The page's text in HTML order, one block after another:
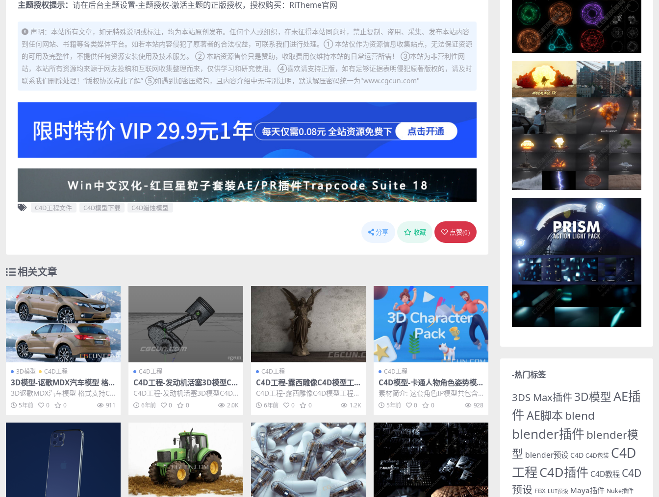
主题授权提示： 请在后台主题设置-主题授权-激活主题的正版授权，授权购买： RiTheme官网
声明：本站所有文章，如无特殊说明或标注，均为本站原创发布。任何个人或组织，在未征得本站同意时，禁止复制、盗用、采集、发布本站内容
到任何网站、书籍等各类媒体平台。如若本站内容侵犯了原著者的合法权益，可联系我们进行处理。① 本站仅作为资源信息收集站点，无法保证资源
的可用及完整性，不提供任何资源安装使用及技术服务。 ② 本站资源售价只是赞助，收取费用仅维持本站的日常运营所需！ ③本站为非营利性网
站，本站所有资源均来源于网友投稿和互联网收集整理而来，仅供学习和研究使用。 ④喜欢请支持正版，如有足够证据表明侵犯原著版权的，请及时
联系我们删除处理！“版权协议点此了解” ⑤如遇到加密压缩包，且内容介绍中无特别注明，默认解压密码统一为"www.cgcun.com"
C4D工程文件 C4D模型下载 C4D蜡烛模型
分享 收藏 点赞(0)
相关文章
3D模型 C4D工程
3D模型-讴歌MDX汽车模型 格式
支持C4D/MAX/FBX/OBJ
3D讴歌MDX汽车模型 格式支持C4
D/MAX/FBX/OBJ,不含环境不含材
质...5年前 0 0 911
C4D工程
C4D工程-发动机活塞3D模型C4
D工程文件含动画
C4D工程-发动机活塞3D模型C4D
工程文件含动画 主题授权提示：请
在后台主题设...
6年前 0 0 2.0K
C4D工程
C4D工程-露西雕像C4D模型工
程含材质贴图 lucy statue
C4D工程-露西雕像C4D模型工程含
材质贴图 lucy statue 其他推
荐：...
6年前 0 0 1.2K
C4D工程
C4D模型-卡通人物角色姿势模
型工程 3D Character Pack
素材简介: 这套角色IP模型共包含1
0个场景、9个男女角色人物姿势、
35个FBX...
5年前 0 0 928
-热门标签
3DS Max插件3D模型AE插
件AE脚本 blend
blender插件 blender模
型 blender预设 C4D C4D包装 C4D
工程C4D插件 C4D教程 C4D
预设 FBX LUT预设 Maya插件 Nuke插件